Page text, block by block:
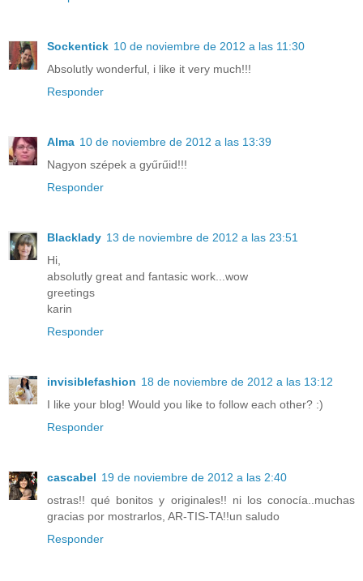
Sockentick 10 de noviembre de 2012 a las 11:30
Absolutly wonderful, i like it very much!!!
Responder
Alma 10 de noviembre de 2012 a las 13:39
Nagyon szépek a gyűrűid!!!
Responder
Blacklady 13 de noviembre de 2012 a las 23:51
Hi,
absolutly great and fantasic work...wow
greetings
karin
Responder
invisiblefashion 18 de noviembre de 2012 a las 13:12
I like your blog! Would you like to follow each other? :)
Responder
cascabel 19 de noviembre de 2012 a las 2:40
ostras!! qué bonitos y originales!! ni los conocía..muchas
gracias por mostrarlos, AR-TIS-TA!!un saludo
Responder